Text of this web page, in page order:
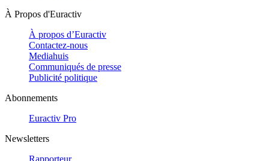
À Propos d'Euractiv
À propos d’Euractiv
Contactez-nous
Mediahuis
Communiqués de presse
Publicité politique
Abonnements
Euractiv Pro
Newsletters